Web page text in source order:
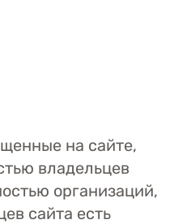
на сайте,
владельцев
организаций,
сайта есть